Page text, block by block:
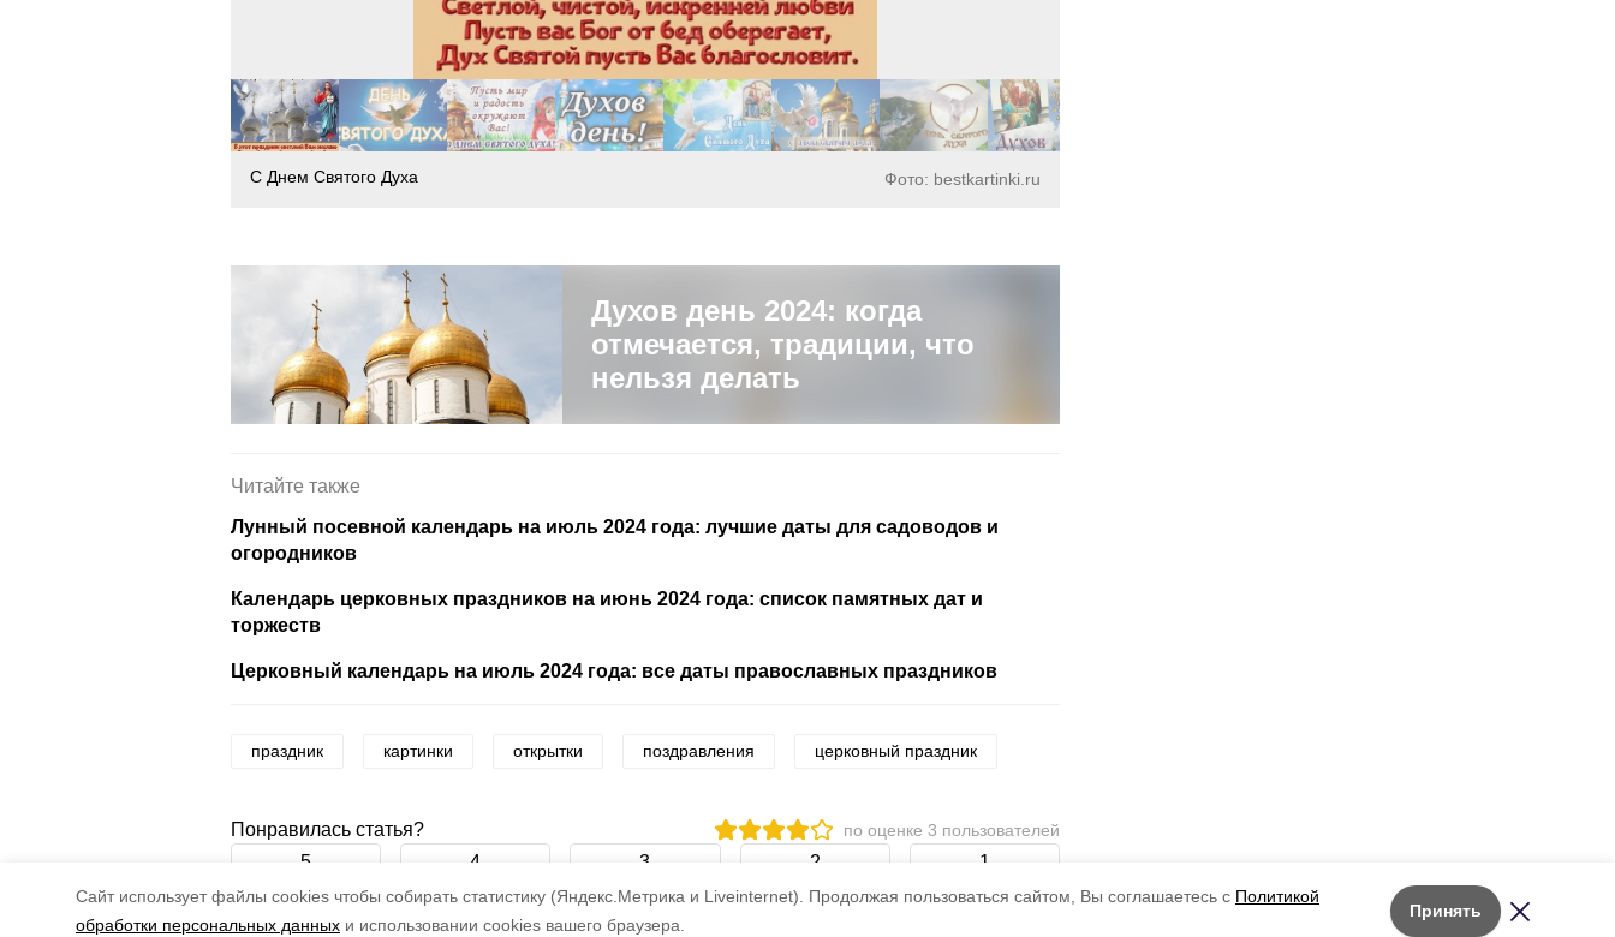
Cайт использует файлы cookies чтобы собирать статистику (Яндекс.Метрика и Liveinternet). Продолжая пользоваться сайтом, Вы соглашаетесь с Политикой
обработки персональных данных и использовании cookies вашего браузера.
Принять
Лента новостей
С Днем Святого Духа Фото: bestkartinki.ru
Духов день 2024: когда
отмечается, традиции, что
нельзя делать
Читайте также
Лунный посевной календарь на июль 2024 года: лучшие даты для садоводов и
огородников
Календарь церковных праздников на июнь 2024 года: список памятных дат и
торжеств
Церковный календарь на июль 2024 года: все даты православных праздников
праздник картинки открытки поздравления церковный праздник
Понравилась статья? по оценке 3 пользователей
5 4 3 2 1